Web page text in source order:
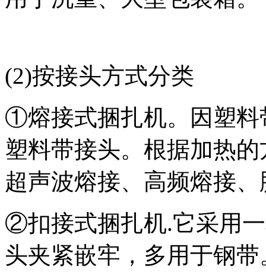
(2)按接头方式分类
①熔接式捆扎机。因塑料
塑料带接头。根据加热
超声波熔接、高频熔接
②扣接式捆扎机.它采用
头夹紧嵌牢，多用于钢带